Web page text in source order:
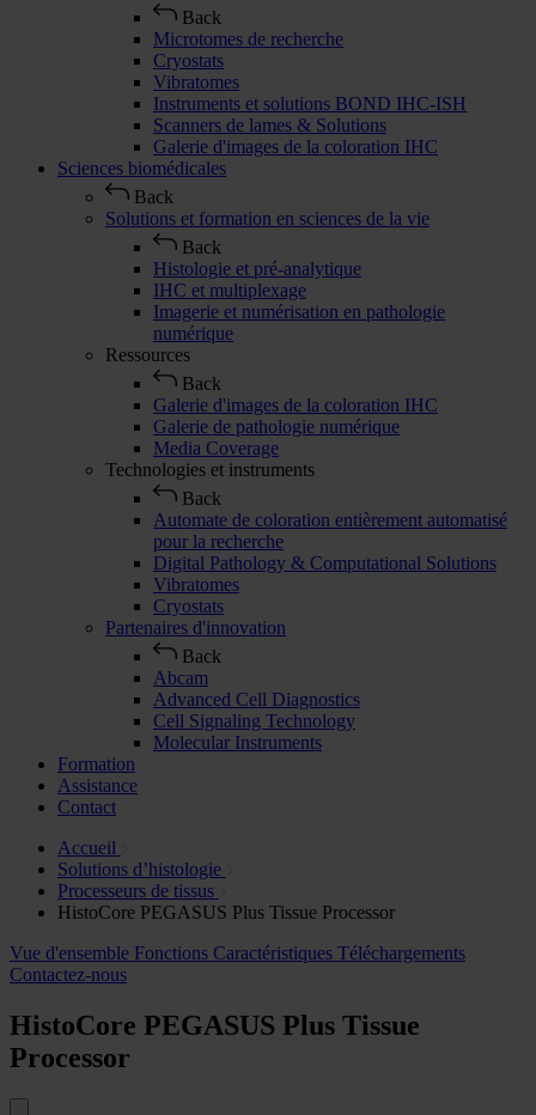
Back
Microtomes de recherche
Cryostats
Vibratomes
Instruments et solutions BOND IHC-ISH
Scanners de lames & Solutions
Galerie d'images de la coloration IHC
Sciences biomédicales
Back
Solutions et formation en sciences de la vie
Back
Histologie et pré-analytique
IHC et multiplexage
Imagerie et numérisation en pathologie
numérique
Ressources
Back
Galerie d'images de la coloration IHC
Galerie de pathologie numérique
Media Coverage
Technologies et instruments
Back
Automate de coloration entièrement automatisé
pour la recherche
Digital Pathology & Computational Solutions
Vibratomes
Cryostats
Partenaires d'innovation
Back
Abcam
Advanced Cell Diagnostics
Cell Signaling Technology
Molecular Instruments
Formation
Assistance
Contact
Accueil
Solutions d’histologie
Processeurs de tissus
HistoCore PEGASUS Plus Tissue Processor
Vue d'ensemble Fonctions Caractéristiques Téléchargements
Contactez-nous
HistoCore PEGASUS Plus Tissue
Processor